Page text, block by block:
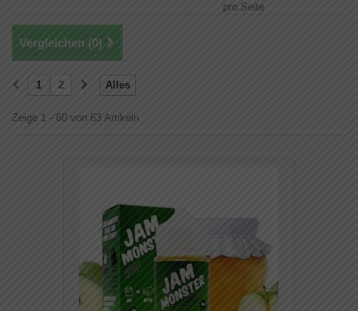
pro Seite
Vergleichen (0)
Alles
1 2
Zeige 1 - 60 von 63 Artikeln